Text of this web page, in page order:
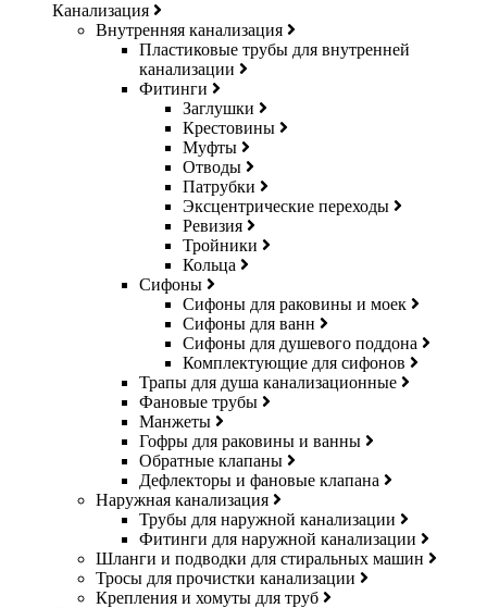
Канализация
Внутренняя канализация
Пластиковые трубы для внутренней
канализации
Фитинги
Заглушки
Крестовины
Муфты
Отводы
Патрубки
Эксцентрические переходы
Ревизия
Тройники
Кольца
Сифоны
Сифоны для раковины и моек
Сифоны для ванн
Сифоны для душевого поддона
Комплектующие для сифонов
Трапы для душа канализационные
Фановые трубы
Манжеты
Гофры для раковины и ванны
Обратные клапаны
Дефлекторы и фановые клапана
Наружная канализация
Трубы для наружной канализации
Фитинги для наружной канализации
Шланги и подводки для стиральных машин
Тросы для прочистки канализации
Крепления и хомуты для труб